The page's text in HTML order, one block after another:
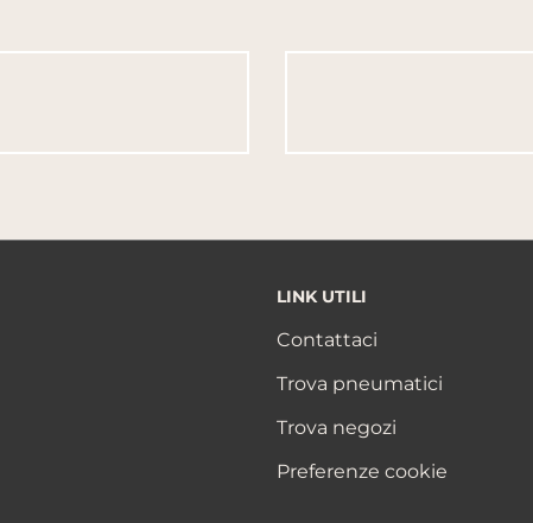
LINK UTILI
Contattaci
Trova pneumatici
Trova negozi
Preferenze cookie